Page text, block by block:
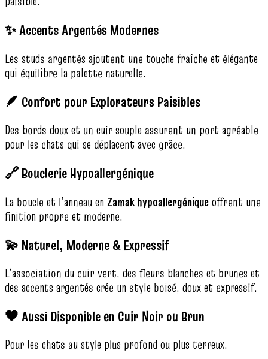
✨ Accents Argentés Modernes
Les studs argentés ajoutent une touche fraîche et élégante
qui équilibre la palette naturelle.
🪶 Confort pour Explorateurs Paisibles
Des bords doux et un cuir souple assurent un port agréable
pour les chats qui se déplacent avec grâce.
🔗 Bouclerie Hypoallergénique
La boucle et l’anneau en Zamak hypoallergéniqueoffrent une
finition propre et moderne.
💫 Naturel, Moderne & Expressif
L’association du cuir vert, des fleurs blanches et brunes et
des accents argentés crée un style boisé, doux et expressif.
🖤 Aussi Disponible en Cuir Noir ou Brun
Pour les chats au style plus profond ou plus terreux.